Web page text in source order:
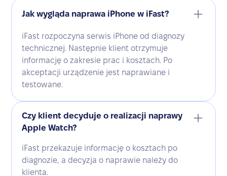
Jak wygląda naprawa iPhone w iFast?
iFast rozpoczyna serwis iPhone od diagnozy
technicznej. Następnie klient otrzymuje
informację o zakresie prac i kosztach. Po
akceptacji urządzenie jest naprawiane i
testowane.
Czy klient decyduje o realizacji naprawy
Apple Watch?
iFast przekazuje informację o kosztach po
diagnozie, a decyzja o naprawie należy do
klienta.